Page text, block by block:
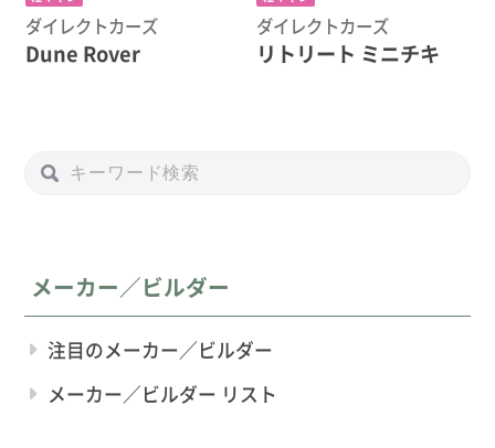
ダイレクトカーズ
Dune Rover
ダイレクトカーズ
リトリート ミニチキ
メーカー／ビルダー
注目のメーカー／ビルダー
メーカー／ビルダー リスト